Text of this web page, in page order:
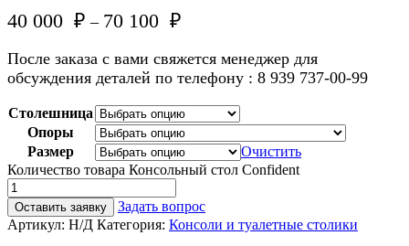
40 000 ₽ – 70 100 ₽
После заказа с вами свяжется менеджер для
обсуждения деталей по телефону : 8 939 737-00-99
Столешница
Опоры
Размер
Очистить
Количество товара Консольный стол Confident
Оставить заявку
Задать вопрос
Артикул: Н/Д Категория: Консоли и туалетные столики